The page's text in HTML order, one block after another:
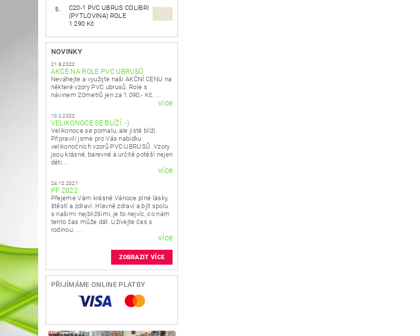
C20-1 PVC UBRUS COLIBRI
(PYTLOVINA) ROLE
1 290 Kč
NOVINKY
21.8.2022
AKCE NA ROLE PVC UBRUSŮ
Neváhejte a využijte naši AKČNÍ CENU na
některé vzory PVC ubrusů. Role s
návinem 20metrů jen za 1.090,- Kč. ...
více
10.2.2022
VELIKONOCE SE BLÍŽÍ :-)
Velikonoce se pomalu, ale jistě blíží.
Připravili jsme pro Vás nabídku
velikonočních vzorů PVC UBRUSŮ. Vzory
jsou krásné, barevné a určitě potěší nejen
děti....
více
24.12.2021
PF 2022
Přejeme Vám krásné Vánoce plné lásky,
štěstí a zdraví. Hlavně zdraví a být spolu
s našimi nejbližšími, je to nejvíc, co nám
tento čas může dát. Užívejte čas s
rodinou. ...
více
ZOBRAZIT VÍCE
PŘIJÍMÁME ONLINE PLATBY